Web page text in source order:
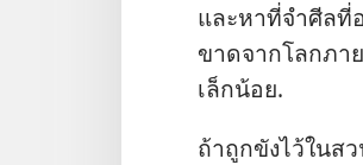
และ​หา​ที่​จำศีล​ที่​
ขาด​จาก​โลก​ภา
เล็ก​น้อย.
ถ้า​ถูก​ขัง​ไว้​ใน​ส